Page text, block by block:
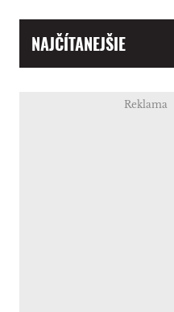
NAJČÍTANEJŠIE
Reklama